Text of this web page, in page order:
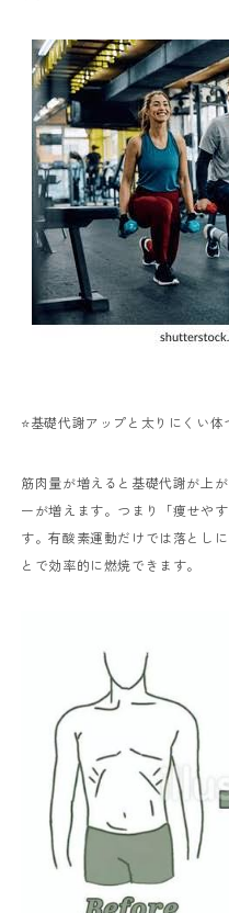
⭐️基礎代謝アップと太りにくい体
筋肉量が増えると基礎代謝が上
ーが増えます。つまり「痩せや
す。有酸素運動だけでは落とし
とで効率的に燃焼できます。